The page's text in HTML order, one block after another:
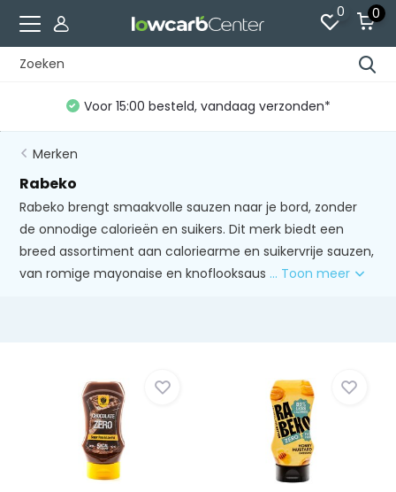
0 0
Gratis verzending vanaf €60 (NL)*
Merken
Rabeko
Rabeko brengt smaakvolle sauzen naar je bord, zonder
de onnodige calorieën en suikers. Dit merk biedt een
breed assortiment aan caloriearme en suikervrije sauzen,
van romige mayonaise en knoflooksaus ... Toon meer